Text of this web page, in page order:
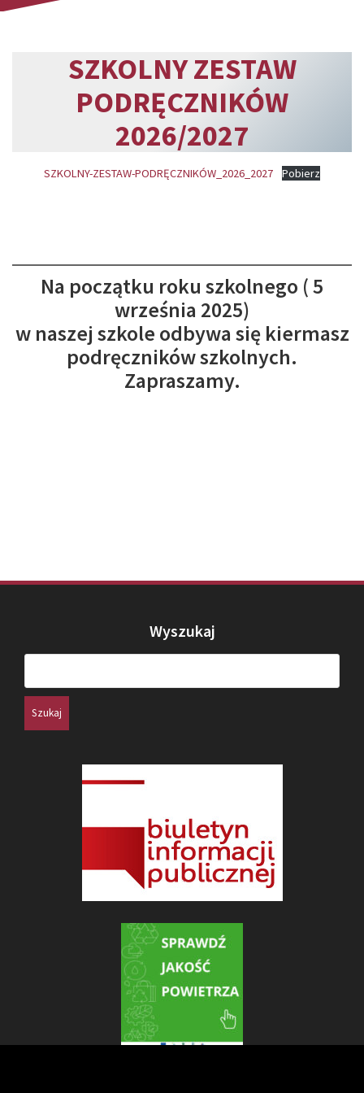
SZKOLNY ZESTAW
PODRĘCZNIKÓW
2026/2027
SZKOLNY-ZESTAW-PODRĘCZNIKÓW_2026_2027 Pobierz
Na początku roku szkolnego ( 5
września 2025)
w naszej szkole odbywa się kiermasz
podręczników szkolnych.
Zapraszamy.
Wyszukaj